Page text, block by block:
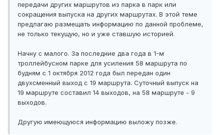
передачи других маршрутов из парка в парк или
сокращения выпуска на других маршрутах. В этой теме
предлагаю размещать информацию по данной проблеме,
не только текущую, но и уже ставшую историей.
Начну с малого. За последние два года в 1-м
троллейбусном парке для усиления 58 маршрута по
будням с 1 октября 2012 года был передан один
двухсменный выход с 19 маршрута. Суточный выпуск на
19 маршруте составил 14 выходов, на 58 маршруте - 9
выходов.
Другую имеющуюся информацию выложу позже.